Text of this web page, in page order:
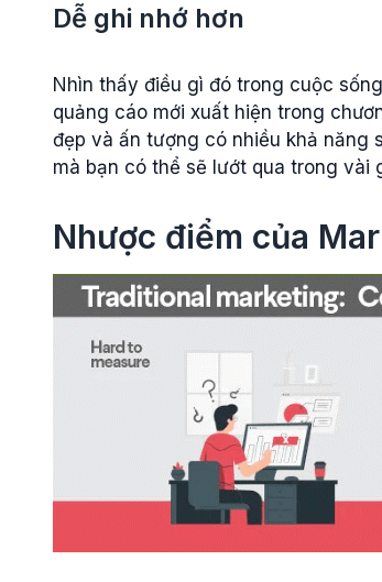
Dễ ghi nhớ hơn
Nhìn thấy điều gì đó trong cuộc
quảng cáo mới xuất hiện trong
đẹp và ấn tượng có nhiều khả năng
mà bạn có thể sẽ lướt qua trong vài
Nhược điểm của